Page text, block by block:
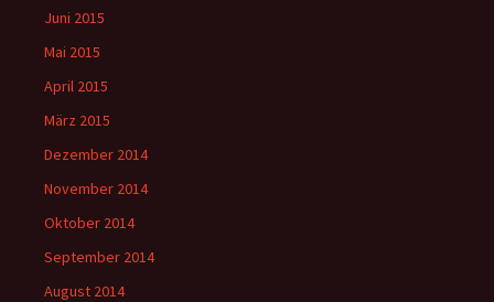
Juni 2015
Mai 2015
April 2015
März 2015
Dezember 2014
November 2014
Oktober 2014
September 2014
August 2014